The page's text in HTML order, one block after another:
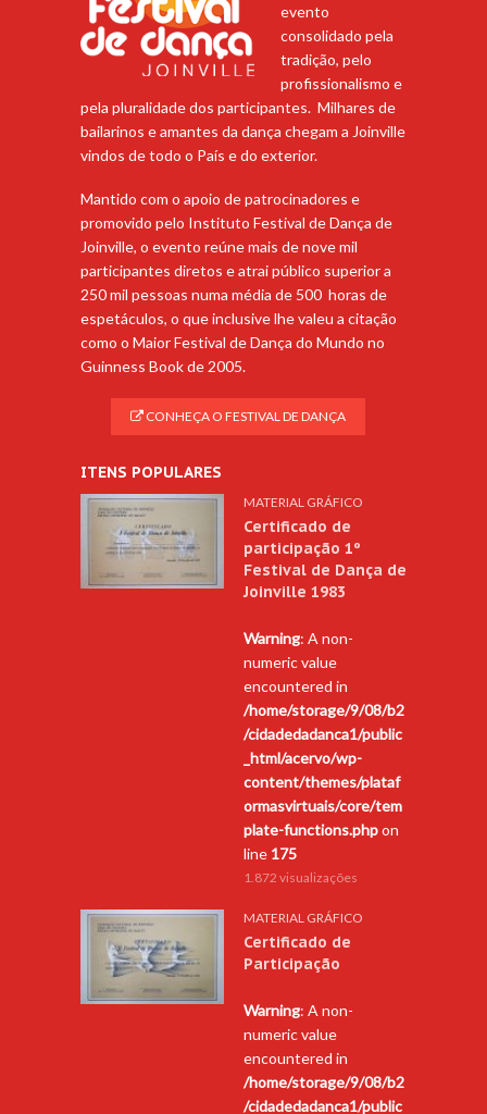
evento
consolidado pela
tradição, pelo
profissionalismo e
pela pluralidade dos participantes. Milhares de
bailarinos e amantes da dança chegam a Joinville
vindos de todo o País e do exterior.
Mantido com o apoio de patrocinadores e
promovido pelo Instituto Festival de Dança de
Joinville, o evento reúne mais de nove mil
participantes diretos e atrai público superior a
250 mil pessoas numa média de 500 horas de
espetáculos, o que inclusive lhe valeu a citação
como o Maior Festival de Dança do Mundo no
Guinness Book de 2005.
CONHEÇA O FESTIVAL DE DANÇA
ITENS POPULARES
MATERIAL GRÁFICO
Certificado de
participação 1º
Festival de Dança de
Joinville 1983
Warning: A non-
numeric value
encountered in
/home/storage/9/08/b2
/cidadedadanca1/public
_html/acervo/wp-
content/themes/plataf
ormasvirtuais/core/tem
plate-functions.phpon
line 175
1.872 visualizações
MATERIAL GRÁFICO
Certificado de
Participação
Warning: A non-
numeric value
encountered in
/home/storage/9/08/b2
/cidadedadanca1/public